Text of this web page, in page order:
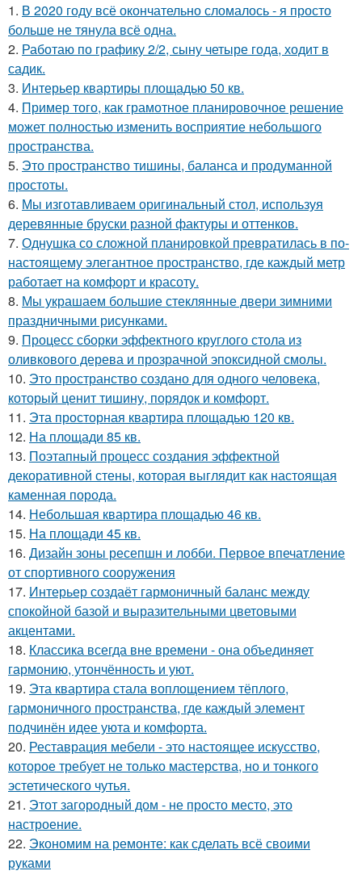
1. В 2020 году всё окончательно сломалось - я просто
больше не тянула всё одна.
2. Работаю по графику 2/2, сыну четыре года, ходит в
садик.
3. Интерьер квартиры площадью 50 кв.
4. Пример того, как грамотное планировочное решение
может полностью изменить восприятие небольшого
пространства.
5. Это пространство тишины, баланса и продуманной
простоты.
6. Мы изготавливаем оригинальный стол, используя
деревянные бруски разной фактуры и оттенков.
7. Однушка со сложной планировкой превратилась в по-
настоящему элегантное пространство, где каждый метр
работает на комфорт и красоту.
8. Мы украшаем большие стеклянные двери зимними
праздничными рисунками.
9. Процесс сборки эффектного круглого стола из
оливкового дерева и прозрачной эпоксидной смолы.
10. Это пространство создано для одного человека,
который ценит тишину, порядок и комфорт.
11. Эта просторная квартира площадью 120 кв.
12. На площади 85 кв.
13. Поэтапный процесс создания эффектной
декоративной стены, которая выглядит как настоящая
каменная порода.
14. Небольшая квартира площадью 46 кв.
15. На площади 45 кв.
16. Дизайн зоны ресепшн и лобби. Первое впечатление
от спортивного сооружения
17. Интерьер создаёт гармоничный баланс между
спокойной базой и выразительными цветовыми
акцентами.
18. Классика всегда вне времени - она объединяет
гармонию, утончённость и уют.
19. Эта квартира стала воплощением тёплого,
гармоничного пространства, где каждый элемент
подчинён идее уюта и комфорта.
20. Реставрация мебели - это настоящее искусство,
которое требует не только мастерства, но и тонкого
эстетического чутья.
21. Этот загородный дом - не просто место, это
настроение.
22. Экономим на ремонте: как сделать всё своими
руками